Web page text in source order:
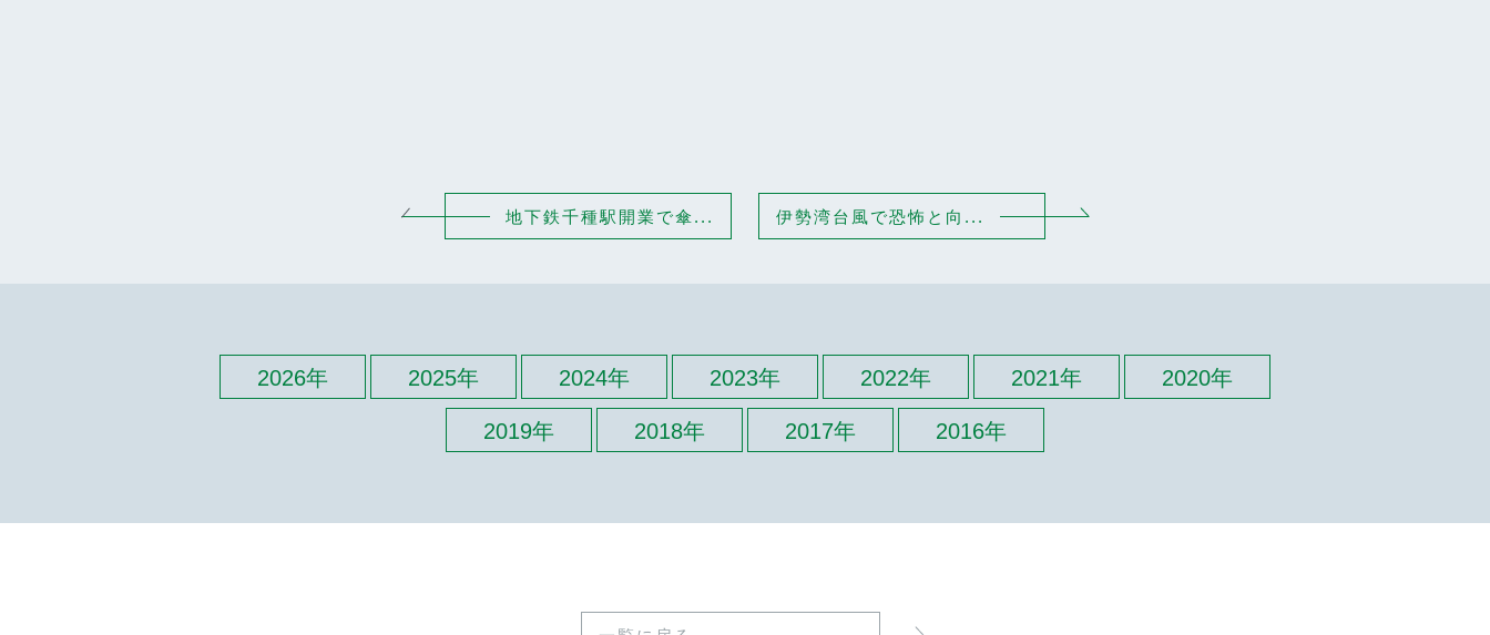
地下鉄千種駅開業で傘... 伊勢湾台風で恐怖と向...
2026年 2025年 2024年 2023年 2022年 2021年 2020年
2019年 2018年 2017年 2016年